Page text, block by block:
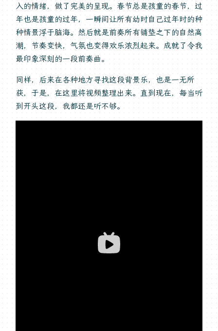
入的情绪，做了完美的呈现。春节总是孩童的春节，过
年也是孩童的过年，一瞬间让所有幼时自己过年时的种
种情景浮于脑海。然后就是前奏所有铺垫之下的自然高
潮，节奏变快，气氛也变得欢乐浓烈起来。成就了令我
最印象深刻的一段前奏曲。
同样，后来在各种地方寻找这段背景乐，也是一无所
获，于是，在这里将视频整理出来。直到现在，每当听
到开头这段，我都还是听不够。